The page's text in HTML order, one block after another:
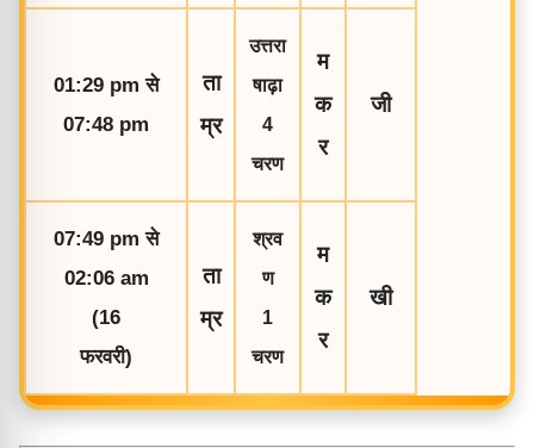
01:29 pm से
07:48 pm
ता
म्र
उत्तरा
षाढ़ा
4
चरण
म
क
र
जी
07:49 pm से
02:06 am
(16
फरवरी)
ता
म्र
श्रव
ण
1
चरण
म
क
र
खी